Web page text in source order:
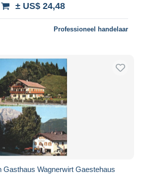
± US$ 24,48
Professioneel handelaar
Gasthaus Wagnerwirt Gaestehaus